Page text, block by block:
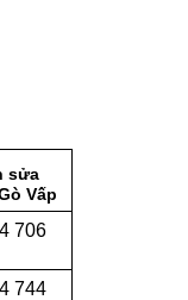
sửa
Vấp
706
744